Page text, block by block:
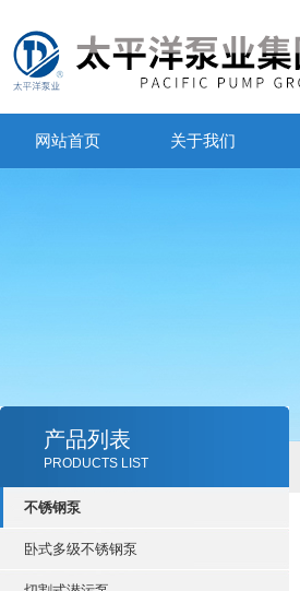
网站首页 关于我们
产品列表
PRODUCTS LIST
不锈钢泵
卧式多级不锈钢泵